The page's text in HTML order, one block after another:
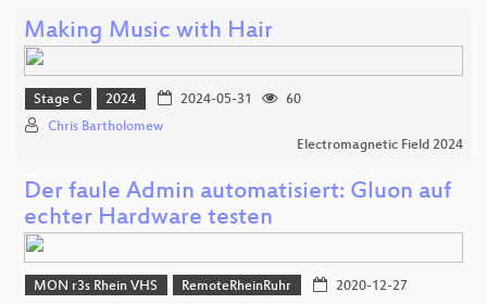
Making Music with Hair
Stage C 2024 2024-05-31
60
Chris Bartholomew
Electromagnetic Field 2024
Der faule Admin automatisiert: Gluon auf
echter Hardware testen
MON r3s Rhein VHS RemoteRheinRuhr
2020-12-27